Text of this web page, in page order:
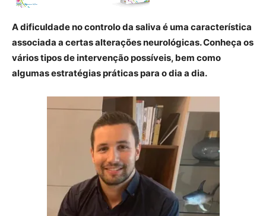
A dificuldade no controlo da saliva é uma característica
associada a certas alterações neurológicas. Conheça os
vários tipos de intervenção possíveis, bem como
algumas estratégias práticas para o dia a dia.